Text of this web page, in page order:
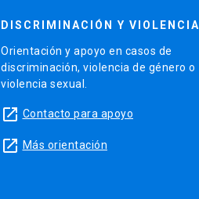
DISCRIMINACIÓN Y VIOLENCIA
Orientación y apoyo en casos de
discriminación, violencia de género o
violencia sexual.
launch Contacto para apoyo
launch Más orientación